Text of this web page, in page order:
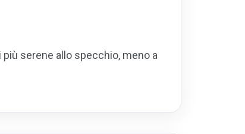
serene allo specchio, meno a